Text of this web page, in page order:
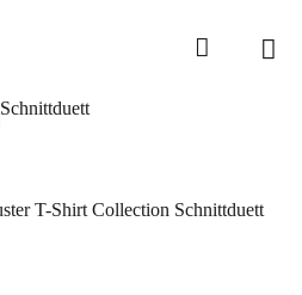
Magazin
T-Shirt Collection Schnittduett